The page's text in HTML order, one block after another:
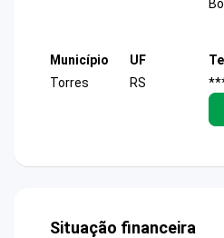
Município
Torres
UF
RS
Situação financeira